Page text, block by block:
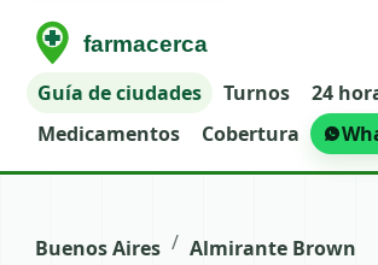
Guía de ciudades Turnos
24
Medicamentos
Cobertura
Buenos Aires / Almirante Brown